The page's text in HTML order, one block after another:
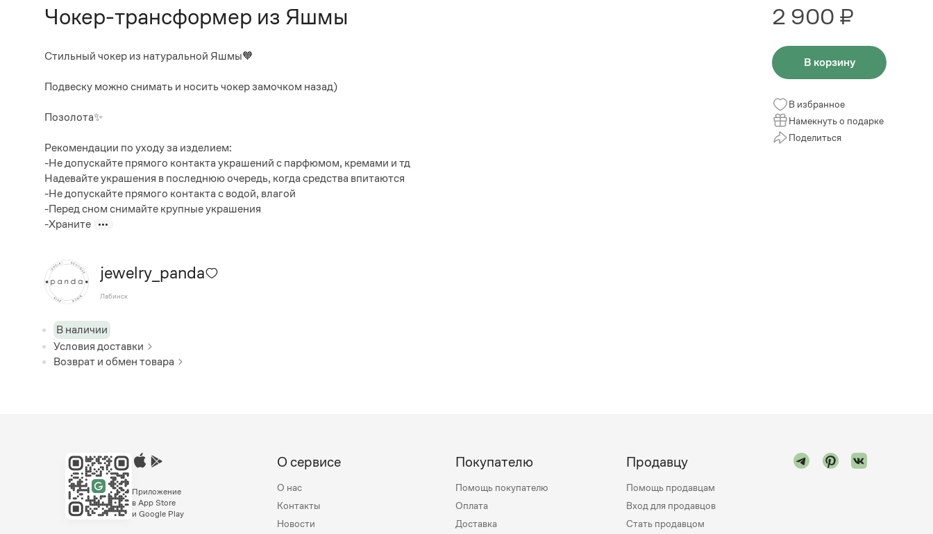
Чокер-трансформер из Яшмы
Стильный чокер из натуральной Яшмы🧡
Подвеску можно снимать и носить чокер замочком назад)
Позолота✨
Рекомендации по уходу за изделием:
-Не допускайте прямого контакта украшений с парфюмом, кремами и тд
Надевайте украшения в последнюю очередь, когда средства впитаются
-Не допускайте прямого контакта с водой, влагой
-Перед сном снимайте крупные украшения
-Храните
jewelry_panda
Лабинск
В наличии
Условия доставки
Возврат и обмен товара
2 900 ₽
В корзину
В избранное
Намекнуть о подарке
Поделиться
Приложение
в App Store
и Google Play
О сервисе
О нас
Контакты
Новости
Покупателю
Помощь покупателю
Оплата
Доставка
Продавцу
Помощь продавцам
Вход для продавцов
Стать продавцом